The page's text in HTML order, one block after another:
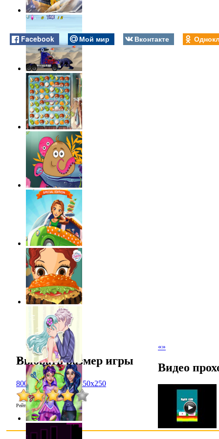
Facebook Мой мир Вконтакте
«»
Выбрать размер игры
800x600 1024x768 450x250
Рейтинг :4.0/7
Видео